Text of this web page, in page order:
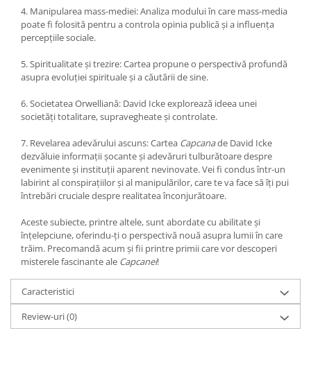
4. Manipularea mass-mediei: Analiza modului în care mass-media
poate fi folosită pentru a controla opinia publică și a influența
percepțiile sociale.
5. Spiritualitate și trezire: Cartea propune o perspectivă profundă
asupra evoluției spirituale și a căutării de sine.
6. Societatea Orwelliană: David Icke explorează ideea unei
societăți totalitare, supravegheate și controlate.
7. Revelarea adevărului ascuns: Cartea Capcanade David Icke
dezvăluie informații șocante și adevăruri tulburătoare despre
evenimente și instituții aparent nevinovate. Vei fi condus într-un
labirint al conspirațiilor și al manipulărilor, care te va face să îți pui
întrebări cruciale despre realitatea înconjurătoare.
Aceste subiecte, printre altele, sunt abordate cu abilitate și
înțelepciune, oferindu-ți o perspectivă nouă asupra lumii în care
trăim. Precomandă acum și fii printre primii care vor descoperi
misterele fascinante ale Capcanei!
Caracteristici
Review-uri(0)